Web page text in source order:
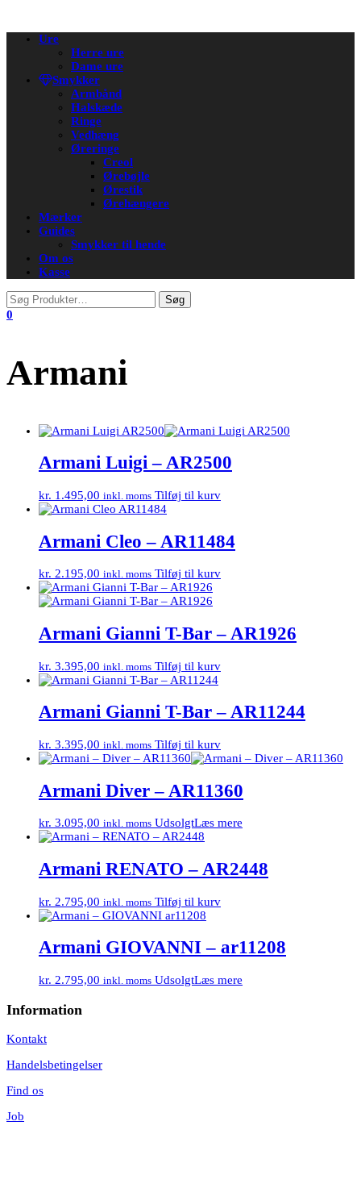
navigation
Ure
Herre ure
Dame ure
Smykker
Armbånd
Halskæde
Ringe
Vedhæng
Øreringe
Creol
Ørebøjle
Ørestik
Ørehængere
Mærker
Guides
Smykker til hende
Om os
Kasse
0
Armani
Armani Luigi – AR2500
kr. 1.495,00 inkl. moms Tilføj til kurv
Armani Cleo – AR11484
kr. 2.195,00 inkl. moms Tilføj til kurv
Armani Gianni T-Bar – AR1926
kr. 3.395,00 inkl. moms Tilføj til kurv
Armani Gianni T-Bar – AR11244
kr. 3.395,00 inkl. moms Tilføj til kurv
Armani Diver – AR11360
kr. 3.095,00 inkl. moms UdsolgtLæs mere
Armani RENATO – AR2448
kr. 2.795,00 inkl. moms Tilføj til kurv
Armani GIOVANNI – ar11208
kr. 2.795,00 inkl. moms UdsolgtLæs mere
Information
Kontakt
Handelsbetingelser
Find os
Job